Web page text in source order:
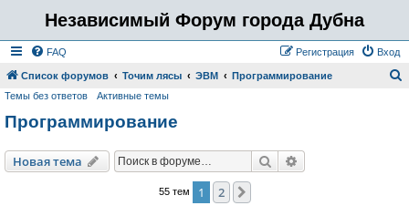
Независимый Форум города Дубна
FAQ Вход
Регистрация
Список форумов Точим лясы ЭВМ Программирование
Темы без ответов Активные темы
Программирование
Новая тема Поиск
55 тем 1 2